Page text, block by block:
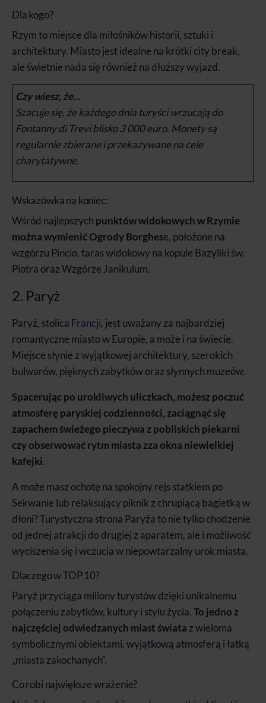
Dla kogo?
Rzym to miejsce dla miłośników historii, sztuki i
architektury. Miasto jest idealne na krótki city break,
ale świetnie nada się również na dłuższy wyjazd.
Czy wiesz, że…
Szacuje się, że każdego dnia turyści wrzucają do
Fontanny di Trevi blisko 3 000 euro. Monety są
regularnie zbierane i przekazywane na cele
charytatywne.
Wskazówka na koniec:
Wśród najlepszychpunktów widokowych w Rzymie
można wymienić Ogrody Borghese, położone na
wzgórzu Pincio, taras widokowy na kopule Bazyliki św.
Piotra oraz Wzgórze Janikulum.
2. Paryż
Paryż, stolica Francji, jest uważany za najbardziej
romantyczne miasto w Europie, a może i na świecie.
Miejsce słynie z wyjątkowej architektury, szerokich
bulwarów, pięknych zabytków oraz słynnych muzeów.
Spacerując po urokliwych uliczkach, możesz poczuć
atmosferę paryskiej codzienności, zaciągnąć się
zapachem świeżego pieczywa z pobliskich piekarni
czy obserwować rytm miasta zza okna niewielkiej
kafejki.
A może masz ochotę na spokojny rejs statkiem po
Sekwanie lub relaksujący piknik z chrupiącą bagietką w
dłoni? Turystyczna strona Paryża to nie tylko chodzenie
od jednej atrakcji do drugiej z aparatem, ale i możliwość
wyciszenia się i wczucia w niepowtarzalny urok miasta.
Dlaczego w TOP 10?
Paryż przyciąga miliony turystów dzięki unikalnemu
połączeniu zabytków, kultury i stylu życia.To jedno z
najczęściej odwiedzanych miast świata z wieloma
symbolicznymi obiektami, wyjątkową atmosferą i łatką
„miasta zakochanych”.
Co robi największe wrażenie?